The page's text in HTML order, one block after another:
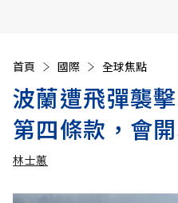
首頁 國際 全球焦點
波蘭遭飛彈襲
第四條款，會
林士蕙